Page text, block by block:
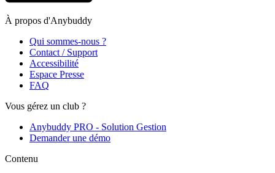
À propos d'Anybuddy
Qui sommes-nous ?
Contact / Support
Accessibilité
Espace Presse
FAQ
Vous gérez un club ?
Anybuddy PRO - Solution Gestion
Demander une démo
Contenu